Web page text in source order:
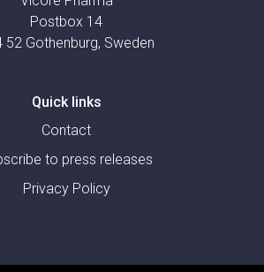
Postbox 14
52 Gothenburg, Sweden
Quick links
Contact
to press releases
Privacy Policy